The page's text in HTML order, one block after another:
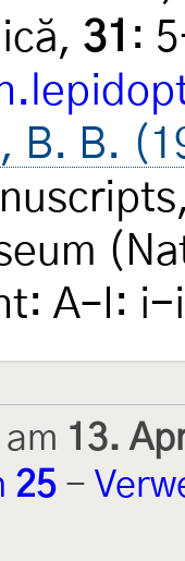
31 :
B. B.
A–I:
13.
25 -